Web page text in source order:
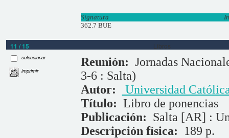
Signatura
362.7 BUE
11 / 15 Libros
seleccionar
imprimir
Reunión: Jornadas
3-6 : Salta)
Autor:
Universidad
Título: Libro de ponencias
Publicación: Salta [AR] :
Descripción física: 189 p.